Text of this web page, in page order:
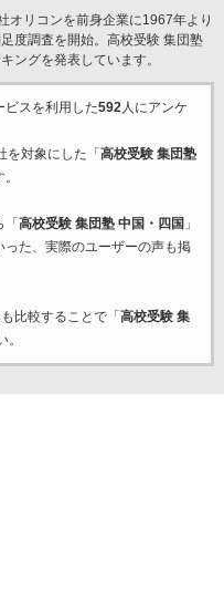
オリコンを前身企業に1967年より
度調査を開始。高校受験 集団塾
ングを発表しています。
ビスを利用した592人にアンケ
を対象にした「 高校受験 集団塾
高校受験 集団塾 中国・四国 」
た、実際のユーザーの声も掲
比較することで「 高校受験 集